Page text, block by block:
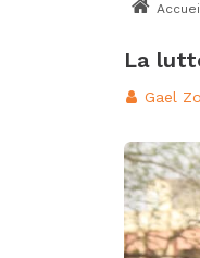
La
Gael